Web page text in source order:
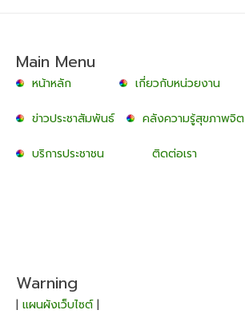
Main Menu
หน้าหลัก เกี่ยวกับหน่วยงาน
ข่าวประชาสัมพันธ์ คลังความรู้สุขภาพจิต
บริการประชาชน ติดต่อเรา
Warning
| แผนผังเว็บไซต์|